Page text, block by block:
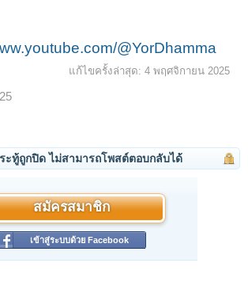
@YorDhamma
แก้ไขครั้งล่าสุด: 4 พฤศจิกายน 2025
ะทู้ถูกปิด ไม่สามารถโพสต์ตอบกลับได้
สมัครสมาชิก
เข้าสู่ระบบด้วย Facebook